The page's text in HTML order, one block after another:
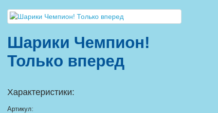
Шарики Чемпион!
Только вперед
Характеристики:
Артикул: